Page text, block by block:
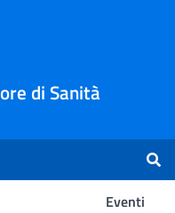
di Sanità
Eventi